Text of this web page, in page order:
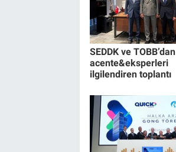
SEDDK ve TOBB’dan
acente&eksperleri
ilgilendiren toplantı